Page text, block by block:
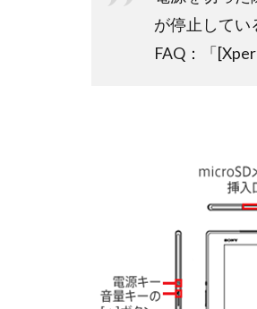
が停止してい
FAQ：「